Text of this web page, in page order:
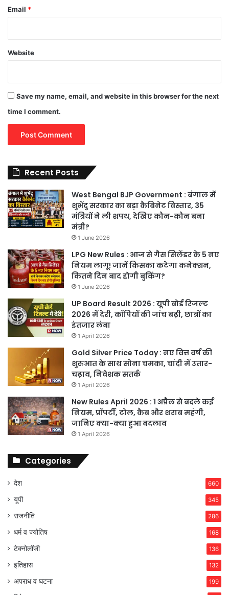
Email *
Website
Save my name, email, and website in this browser for the next
time I comment.
Recent Posts
West Bengal BJP Government : बंगाल में
शुभेंदु सरकार का बड़ा कैबिनेट विस्तार, 35
मंत्रियों ने ली शपथ, देखिए कौन-कौन बना
मंत्री?
1 June 2026
LPG New Rules : आज से गैस सिलेंडर के 5 नए
नियम लागू! जानें किसका कटेगा कनेक्शन,
कितने दिन बाद होगी बुकिंग?
1 June 2026
UP Board Result 2026 : यूपी बोर्ड रिजल्ट
2026 में देरी, कॉपियों की जांच बढ़ी, छात्रों का
इंतजार लंबा
1 April 2026
Gold Silver Price Today : नए वित्त वर्ष की
शुरुआत के साथ सोना चमका, चांदी में उतार-
चढ़ाव, निवेशक सतर्क
1 April 2026
New Rules April 2026 : 1 अप्रैल से बदले कई
नियम, प्रॉपर्टी, टोल, कैब और शराब महंगी,
जानिए क्या-क्या हुआ बदलाव
1 April 2026
Categories
देश 660
यूपी 345
राजनीति 286
धर्म व ज्योतिष 168
टेक्नोलॉजी 136
इतिहास 132
अपराध व घटना 199